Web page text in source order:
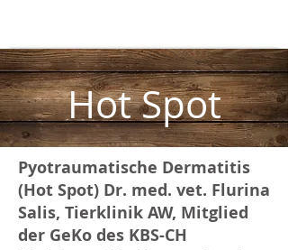
Hot Spot
Pyotraumatische Dermatitis
(Hot Spot) Dr. med. vet. Flurina
Salis, Tierklinik AW, Mitglied
der GeKo des KBS-CH ​